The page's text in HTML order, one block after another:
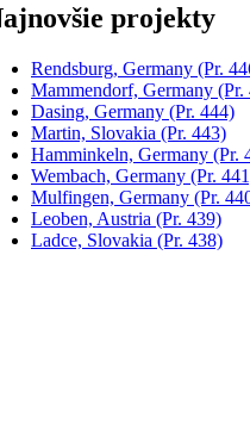
projekty
Rendsburg, Germany (Pr.
Mammendorf, Germany (Pr.
Dasing, Germany (Pr. 444)
Martin, Slovakia (Pr. 443)
Hamminkeln, Germany (Pr.
Wembach, Germany (Pr.
Mulfingen, Germany (Pr.
Leoben, Austria (Pr. 439)
Ladce, Slovakia (Pr. 438)